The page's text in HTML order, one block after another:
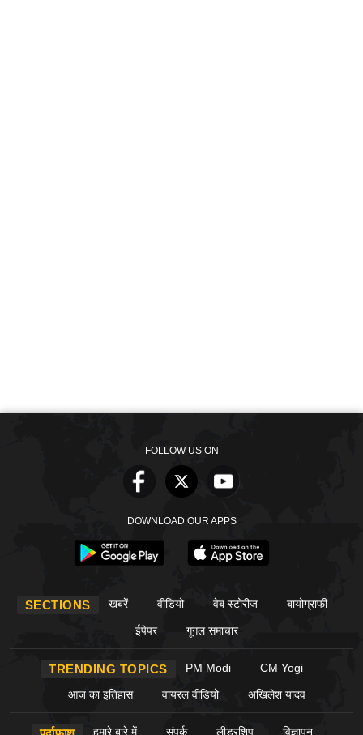
FOLLOW US ON
DOWNLOAD OUR APPS
SECTIONS खबरें वीडियो वेब स्टोरीज बायोग्राफी
ईपेपर गूगल समाचार
TRENDING TOPICS PM Modi CM Yogi
आज का इतिहास वायरल वीडियो अखिलेश यादव
हमारे बारे में संपर्क लीडरशिप विज्ञापन